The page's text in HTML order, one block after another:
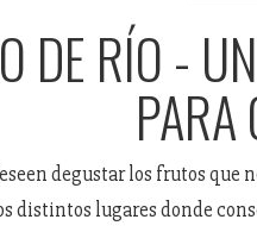
DE RÍO -
PARA
degustar los frutos que
distintos lugares donde